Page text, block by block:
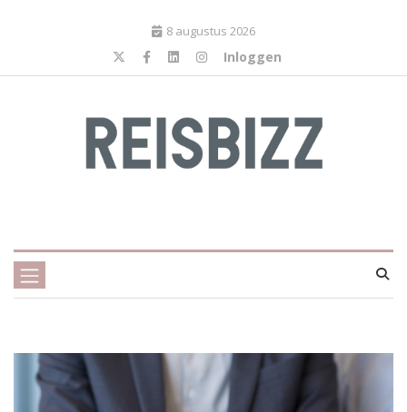
8 augustus 2026
Inloggen